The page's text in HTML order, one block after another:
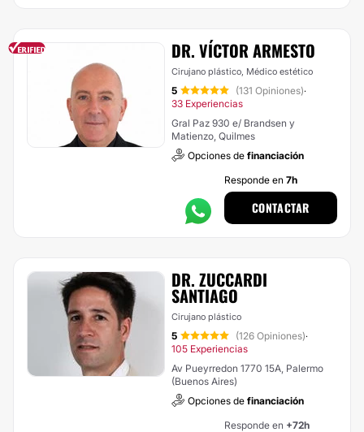
DR. VÍCTOR ARMESTO
Cirujano plástico, Médico estético
5 (131 Opiniones)·
33 Experiencias
Gral Paz 930 e/ Brandsen y
Matienzo, Quilmes
Opciones de financiación
Responde en 7h
CONTACTAR
DR. ZUCCARDI
SANTIAGO
Cirujano plástico
5 (126 Opiniones)·
105 Experiencias
Av Pueyrredon 1770 15A, Palermo
(Buenos Aires)
Opciones de financiación
Responde en +72h